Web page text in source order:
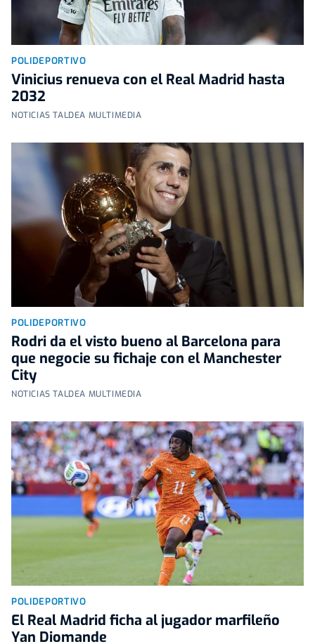
POLIDEPORTIVO
Vinicius renueva con el Real Madrid hasta
2032
NOTICIAS TALDEA MULTIMEDIA
POLIDEPORTIVO
Rodri da el visto bueno al Barcelona para
que negocie su fichaje con el Manchester
City
NOTICIAS TALDEA MULTIMEDIA
POLIDEPORTIVO
El Real Madrid ficha al jugador marfileño
Yan Diomande